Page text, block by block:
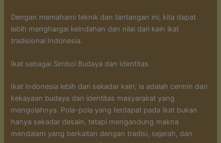
Dengan memahami teknik dan tantangan ini, kita dapat
lebih menghargai keindahan dan nilai dari kain ikat
tradisional Indonesia.
Ikat sebagai Simbol Budaya dan Identitas
Ikat Indonesia lebih dari sekadar kain; ia adalah cermin dari
kekayaan budaya dan identitas masyarakat yang
mengolahnya. Pola-pola yang terdapat pada Ikat bukan
hanya sekadar desain, tetapi mengandung makna
mendalam yang berkaitan dengan tradisi, sejarah, dan